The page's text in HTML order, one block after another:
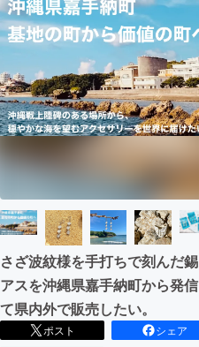
アート・写真
テクノロジー・ガジ
映像・映画
ビジネス・起業
まちづくり・地域活
CAMPFIRE for Social
CAMPFIREふるさと納
さざ波紋様を手打ちで刻んだ
アスを沖縄県嘉手納町から発
て県内外で販売したい。
ポスト
シェア